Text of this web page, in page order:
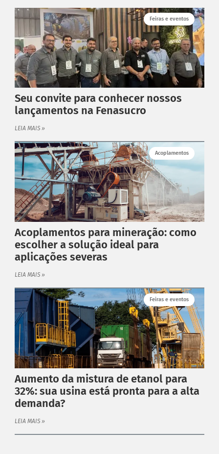
Feiras e eventos
Seu convite para conhecer nossos
lançamentos na Fenasucro
LEIA MAIS »
Acoplamentos
Acoplamentos para mineração: como
escolher a solução ideal para
aplicações severas
LEIA MAIS »
Feiras e eventos
Aumento da mistura de etanol para
32%: sua usina está pronta para a alta
demanda?
LEIA MAIS »
PRODUTOS ANTARES
Linha Completa
Acoplamentos Flexíveis
Acoplamentos Elásticos
Acoplamentos de Engrenagens
Acoplamento de Lâminas
Contra Recuos
MAIS
Garantia
Catálogo
Dimensione seu acoplamento
Central de Downloads
INSTITUCIONAL